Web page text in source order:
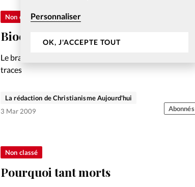
Personnaliser
OK, J'ACCEPTE TOUT
Non classé
Bioéthique citoyenne
Le bras de fer entre deux hommes forts va laisser des
traces
La rédaction de Christianisme Aujourd'hui
3 Mar 2009
Abonnés
Non classé
Pourquoi tant morts